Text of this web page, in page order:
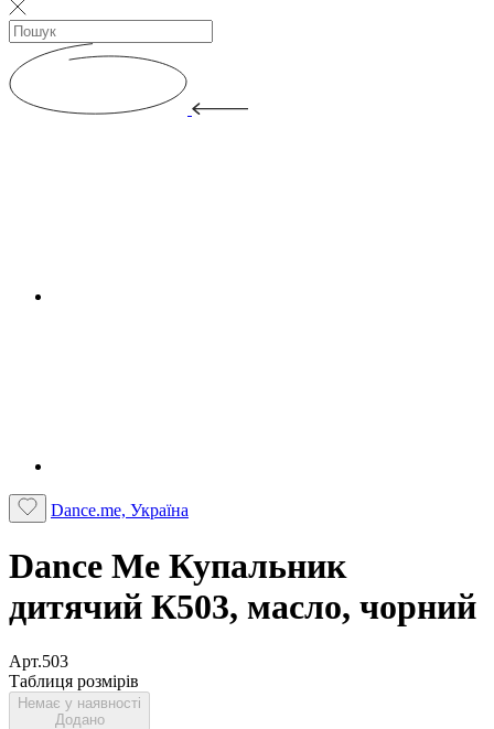
Dance.me, Україна
Dance Me Купальник
дитячий К503, масло, чорний
Арт.503
Таблиця розмірів
Немає у наявності
Додано